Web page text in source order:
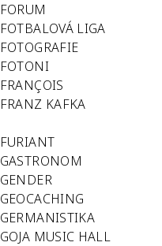
FORUM
FOTBALOVÁ LIGA
FOTOGRAFIE
FOTONI
FRANÇOIS
FRANZ KAFKA
FURIANT
GASTRONOM
GENDER
GEOCACHING
GERMANISTIKA
GOJA MUSIC HALL